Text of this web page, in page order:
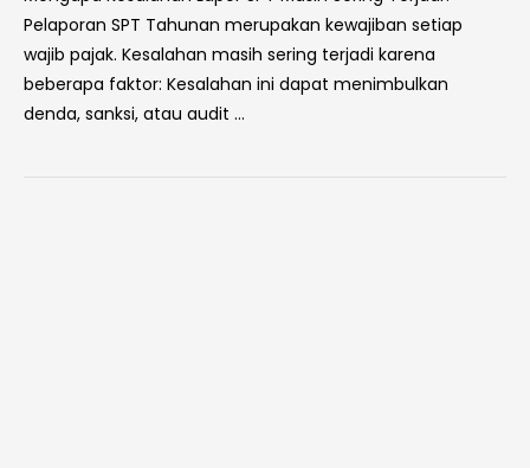
Pelaporan SPT Tahunan merupakan kewajiban setiap
wajib pajak. Kesalahan masih sering terjadi karena
beberapa faktor: Kesalahan ini dapat menimbulkan
denda, sanksi, atau audit …